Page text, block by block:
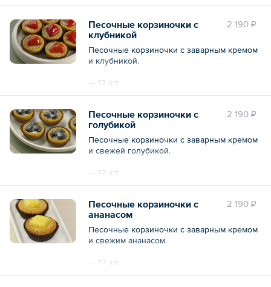
2 190 ₽
Песочные корзиночки с
клубникой
Песочные корзиночки с заварным кремом
и клубникой.
— 12 шт.
2 190 ₽
Песочные корзиночки с
голубикой
Песочные корзиночки с заварным кремом
и свежей голубикой.
— 12 шт.
2 190 ₽
Песочные корзиночки с
ананасом
Песочные корзиночки с заварным кремом
и свежим ананасом.
— 12 шт.